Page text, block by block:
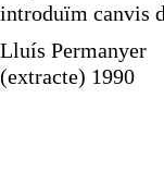
introduïm canvis
Lluís Permanyer
(extracte) 1990